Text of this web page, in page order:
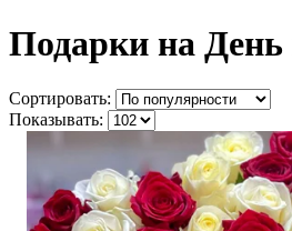
Подарки на День
Сортировать:
Показывать: